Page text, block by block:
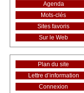
Agenda
Mots-clés
Sites favoris
Sur le Web
Plan du site
Lettre d’information
Connexion